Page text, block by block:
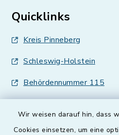
Wir weisen darauf hin, dass
Cookies einsetzen, um eine
Quicklinks
Kreis Pinneberg
Schleswig-Holstein
Behördennummer 115